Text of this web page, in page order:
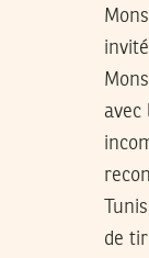
avec
de